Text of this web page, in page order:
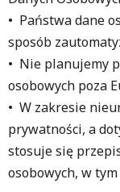
• Państwa dane
sposób
• Nie planujemy
osobowych poza
• W zakresie
prywatności, a
stosuje się
osobowych, w tym